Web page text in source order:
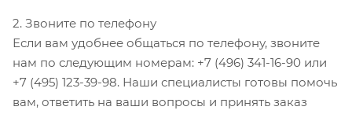
2. Звоните по телефону
Если вам удобнее общаться по телефону, звоните
нам по следующим номерам: +7 (496) 341-16-90 или
+7 (495) 123-39-98. Наши специалисты готовы помочь
вам, ответить на ваши вопросы и принять заказ